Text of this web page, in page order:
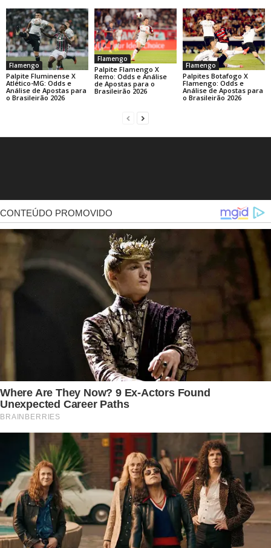
Flamengo
Palpite Fluminense X
Atlético-MG: Odds e
Análise de Apostas para
o Brasileirão 2026
Flamengo
Palpite Flamengo X
Remo: Odds e Análise
de Apostas para o
Brasileirão 2026
Flamengo
Palpites Botafogo X
Flamengo: Odds e
Análise de Apostas para
o Brasileirão 2026